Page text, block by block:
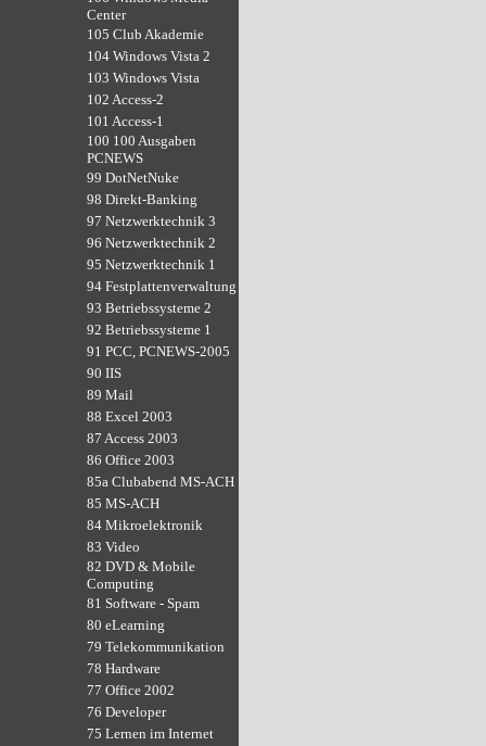
Center
105 Club Akademie
104 Windows Vista 2
103 Windows Vista
102 Access-2
101 Access-1
100 100 Ausgaben
PCNEWS
99 DotNetNuke
98 Direkt-Banking
97 Netzwerktechnik 3
96 Netzwerktechnik 2
95 Netzwerktechnik 1
94 Festplattenverwaltung
93 Betriebssysteme 2
92 Betriebssysteme 1
91 PCC, PCNEWS-2005
90 IIS
89 Mail
88 Excel 2003
87 Access 2003
86 Office 2003
85a Clubabend MS-ACH
85 MS-ACH
84 Mikroelektronik
83 Video
82 DVD & Mobile
Computing
81 Software - Spam
80 eLearning
79 Telekommunikation
78 Hardware
77 Office 2002
76 Developer
75 Lernen im Internet